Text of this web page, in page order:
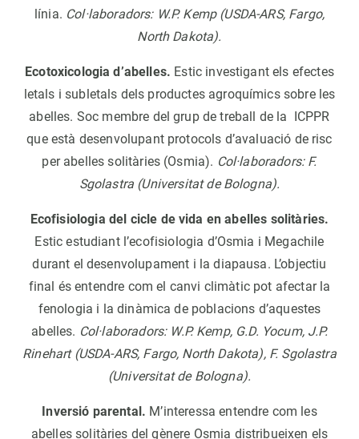
línia. Col·laboradors: W.P. Kemp (USDA-ARS, Fargo,
North Dakota).
Ecotoxicologia d’abelles. Estic investigant els efectes
letals i subletals dels productes agroquímics sobre les
abelles. Soc membre del grup de treball de la ICPPR
que està desenvolupant protocols d’avaluació de risc
per abelles solitàries (Osmia). Col·laboradors: F.
Sgolastra (Universitat de Bologna).
Ecofisiologia del cicle de vida en abelles solitàries.
Estic estudiant l’ecofisiologia d’Osmia i Megachile
durant el desenvolupament i la diapausa. L’objectiu
final és entendre com el canvi climàtic pot afectar la
fenologia i la dinàmica de poblacions d’aquestes
abelles. Col·laboradors: W.P. Kemp, G.D. Yocum, J.P.
Rinehart (USDA-ARS, Fargo, North Dakota), F. Sgolastra
(Universitat de Bologna).
Inversió parental. M’interessa entendre com les
abelles solitàries del gènere Osmia distribueixen els